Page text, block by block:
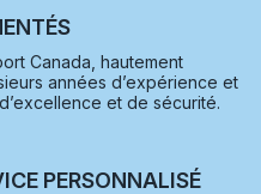
Canada, hautement
années d’expérience et
et de sécurité.
PERSONNALISÉ